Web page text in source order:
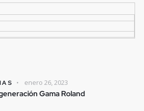
enero 26, 2023
Gama Roland